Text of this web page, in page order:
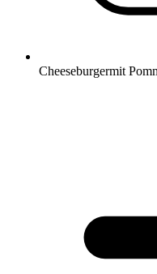
Cheeseburgermit